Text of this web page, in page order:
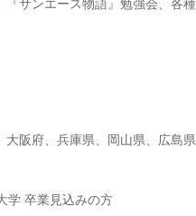
『サンエース物語』勉強会、各
大阪府、兵庫県、岡山県、広島県
学 卒業見込みの方